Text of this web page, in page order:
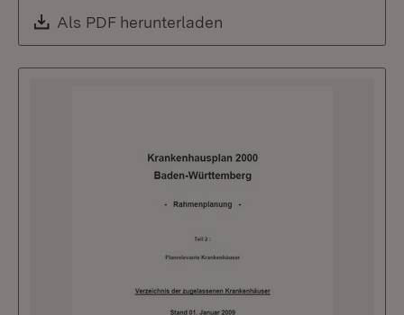
Download:
Als PDF herunterladen